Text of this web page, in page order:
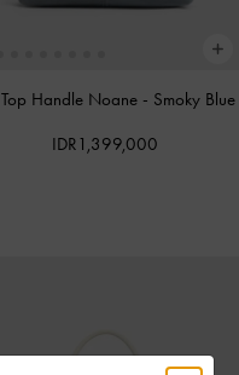
Top Handle Noane - Smoky Blue
IDR1,399,000